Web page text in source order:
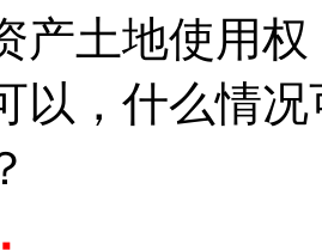
产土地使用
以，什么情